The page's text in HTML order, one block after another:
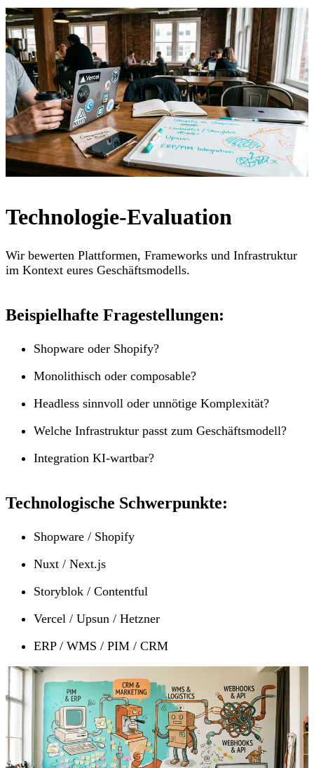
Technologie-Evaluation
Wir bewerten Plattformen, Frameworks und Infrastruktur
im Kontext eures Geschäftsmodells.
Beispielhafte Fragestellungen:
Shopware oder Shopify?
Monolithisch oder composable?
Headless sinnvoll oder unnötige Komplexität?
Welche Infrastruktur passt zum Geschäftsmodell?
Integration KI-wartbar?
Technologische Schwerpunkte:
Shopware / Shopify
Nuxt / Next.js
Storyblok / Contentful
Vercel / Upsun / Hetzner
ERP / WMS / PIM / CRM